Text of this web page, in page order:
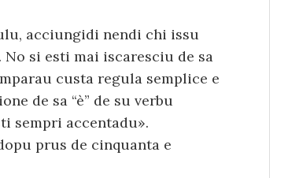
acciungidi nendi chi issu
si esti mai iscaresciu de sa
custa regula semplice e
de sa “è” de su verbu
sempri accentadu».
prus de cinquanta e